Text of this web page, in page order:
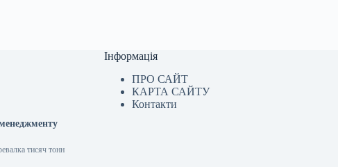
тисяч тонн
Інформація
ПРО САЙТ
КАРТА САЙТУ
Контакти